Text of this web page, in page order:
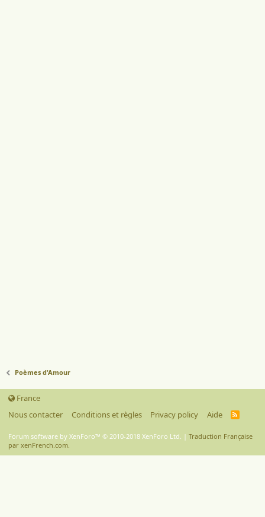
Poèmes d'Amour
France
Nous contacter
Conditions et règles Privacy policy Aide
R
S
Forum software by XenForo™ © 2010-2018 XenForo Ltd. | Traduction Française
par xenFrench.com.